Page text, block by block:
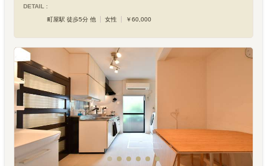
DETAIL :
町屋駅 徒歩5分 他
女性 ￥60,000